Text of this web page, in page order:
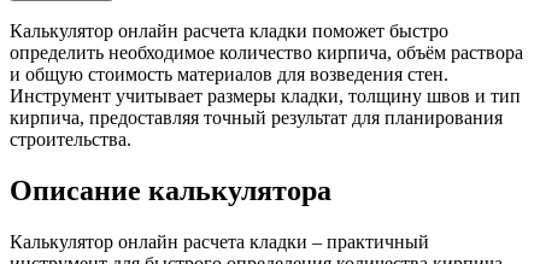
Калькулятор онлайн расчета кладки поможет быстро
определить необходимое количество кирпича, объём раствора
и общую стоимость материалов для возведения стен.
Инструмент учитывает размеры кладки, толщину швов и тип
кирпича, предоставляя точный результат для планирования
строительства.
Описание калькулятора
Калькулятор онлайн расчета кладки – практичный